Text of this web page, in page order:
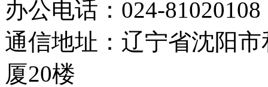
办公电话：024-81020108
通信地址：辽宁省沈阳
厦20楼